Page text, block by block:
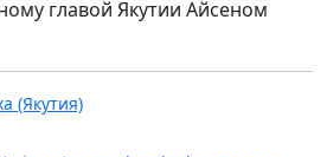
главой Якутии Айсеном
(Якутия)